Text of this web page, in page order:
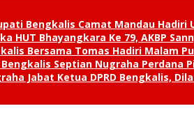
Bengkalis Camat Mandau Hadiri
HUT Bhayangkara Ke 79, AKBP
Bersama Tomas Hadiri Malam
Bengkalis Septian Nugraha Perdana
Jabat Ketua DPRD Bengkalis,